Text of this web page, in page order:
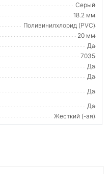
Серый
18.2 мм
Поливинилхлорид (PVC)
20 мм
Да
7035
Да
Да
Да
Да
Жесткий (-ая)